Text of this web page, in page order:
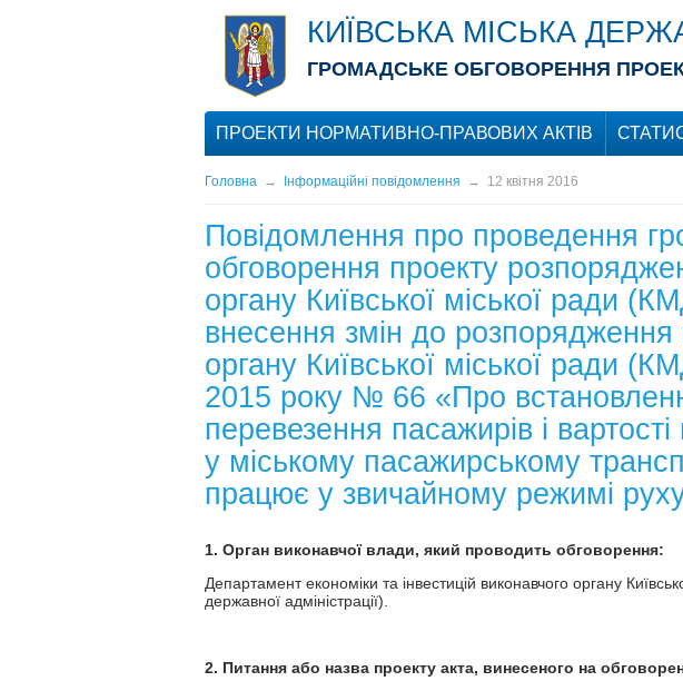
КИЇВСЬКА МІСЬКА
ГРОМАДСЬКЕ ОБГОВОРЕННЯ
ПРОЕКТИ НОРМАТИВНО-ПРАВОВИХ АКТІВ
Головна→ Інформаційні повідомлення → 12 квітня 2016
Повідомлення про проведення
обговорення проекту
органу Київської міської ради
внесення змін до розпорядження
органу Київської міської ради
2015 року № 66 «Про
перевезення пасажирів і вартості
у міському пасажирському
працює у звичайному режимі
1. Орган виконавчої влади, який проводить обговорення:
Департамент економіки та інвестицій виконавчого органу
державної адміністрації).
2. Питання або назва проекту акта, винесеного на